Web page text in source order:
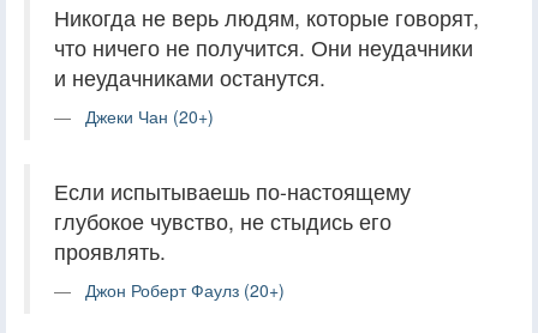
Никогда не верь людям, которые говорят,
что ничего не получится. Они неудачники
и неудачниками останутся.
Джеки Чан (20+)
Если испытываешь по-настоящему
глубокое чувство, не стыдись его
проявлять.
Джон Роберт Фаулз (20+)